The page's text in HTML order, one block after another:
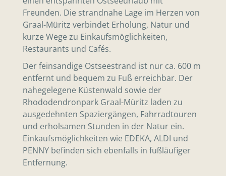
Freunden. Die strandnahe Lage im Herzen von
Graal-Müritz verbindet Erholung, Natur und
kurze Wege zu Einkaufsmöglichkeiten,
Restaurants und Cafés.
Der feinsandige Ostseestrand ist nur ca. 600 m
entfernt und bequem zu Fuß erreichbar. Der
nahegelegene Küstenwald sowie der
Rhododendronpark Graal-Müritz laden zu
ausgedehnten Spaziergängen, Fahrradtouren
und erholsamen Stunden in der Natur ein.
Einkaufsmöglichkeiten wie EDEKA, ALDI und
PENNY befinden sich ebenfalls in fußläufiger
Entfernung.